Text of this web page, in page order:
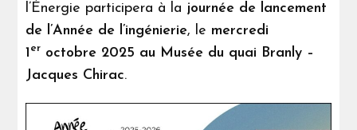
l’Énergie participera à la journée de lancement
de l’Année de l’ingénierie, le mercredi
1 er octobre 2025 au Musée du quai Branly –
Jacques Chirac.